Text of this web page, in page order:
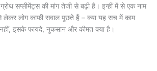
सप्लीमेंट्स की मांग तेजी से बढ़ी है। इन्हीं में से एक नाम
लेकर लोग काफी सवाल पूछते हैं – क्या यह सच में काम
इसके फायदे, नुकसान और कीमत क्या है।